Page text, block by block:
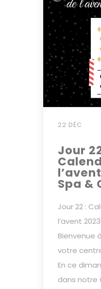
22 DÉC
Jour
Spa &
Jour 22 :
l’avent
Bienvenue
votre
En ce
dans notre